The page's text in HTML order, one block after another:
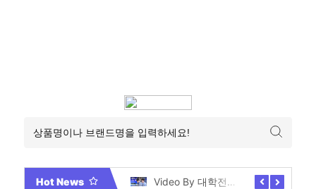
Hot News Video By 대학전쟁 시즌 3 전편 공개 완료!